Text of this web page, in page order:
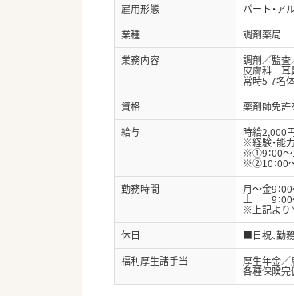
雇用形態
パート・ア
業種
調剤薬局
業務内容
調剤／監
皮膚科
常時5-7名
資格
薬剤師免許
給与
時給2,000
※経験・能
※①9：00
※②10：00
勤務時間
月～金9：
土 9：00～
※上記より
休日
■日祝、勤
福利厚生諸手当
厚生年金
各種保険完